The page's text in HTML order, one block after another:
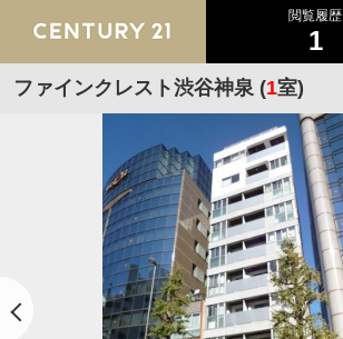
閲覧履歴
1
ファインクレスト渋谷神泉 (1室)